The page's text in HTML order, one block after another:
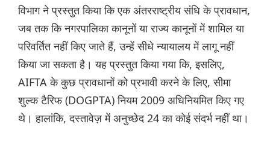
विभाग ने प्रस्तुत किया कि एक अंतरराष्ट्रीय संधि के प्रावधान,
जब तक कि नगरपालिका कानूनों या राज्य कानूनों में शामिल या
परिवर्तित नहीं किए जाते हैं, उन्हें सीधे न्यायालय में लागू नहीं
किया जा सकता है। यह प्रस्तुत किया गया कि, इसलिए,
AIFTA के कुछ प्रावधानों को प्रभावी करने के लिए, सीमा
शुल्क टैरिफ (DOGPTA) नियम 2009 अधिनियमित किए गए
थे। हालांकि, दस्तावेज़ में अनुच्छेद 24 का कोई संदर्भ नहीं था।